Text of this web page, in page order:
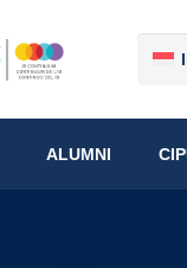
ALUMNI